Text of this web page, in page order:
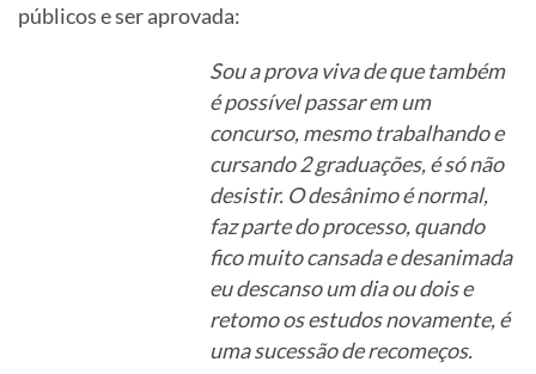
públicos e ser aprovada:
Sou a prova viva de que também
é possível passar em um
concurso, mesmo trabalhando e
cursando 2 graduações, é só não
desistir. O desânimo é normal,
faz parte do processo, quando
fico muito cansada e desanimada
eu descanso um dia ou dois e
retomo os estudos novamente, é
uma sucessão de recomeços.